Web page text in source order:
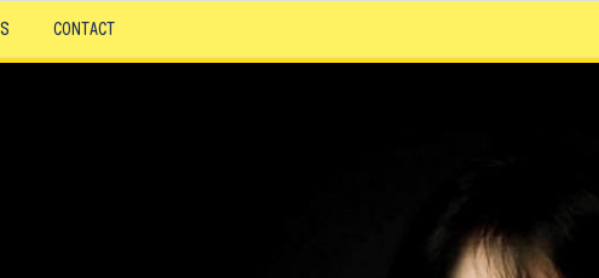
CONTACT